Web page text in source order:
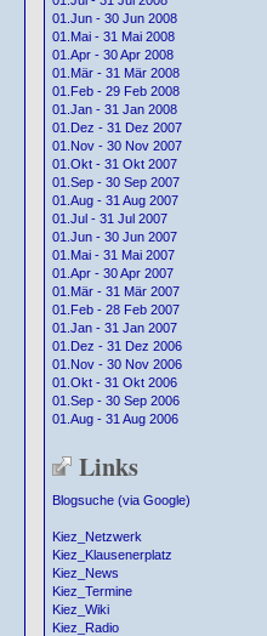
01.Jun - 30 Jun 2008
01.Mai - 31 Mai 2008
01.Apr - 30 Apr 2008
01.Mär - 31 Mär 2008
01.Feb - 29 Feb 2008
01.Jan - 31 Jan 2008
01.Dez - 31 Dez 2007
01.Nov - 30 Nov 2007
01.Okt - 31 Okt 2007
01.Sep - 30 Sep 2007
01.Aug - 31 Aug 2007
01.Jul - 31 Jul 2007
01.Jun - 30 Jun 2007
01.Mai - 31 Mai 2007
01.Apr - 30 Apr 2007
01.Mär - 31 Mär 2007
01.Feb - 28 Feb 2007
01.Jan - 31 Jan 2007
01.Dez - 31 Dez 2006
01.Nov - 30 Nov 2006
01.Okt - 31 Okt 2006
01.Sep - 30 Sep 2006
01.Aug - 31 Aug 2006
Links
Blogsuche (via Google)
Kiez_Netzwerk
Kiez_Klausenerplatz
Kiez_News
Kiez_Termine
Kiez_Wiki
Kiez_Radio